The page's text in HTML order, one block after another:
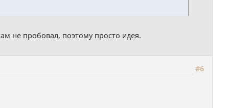
не пробовал, поэтому просто идея.
#6